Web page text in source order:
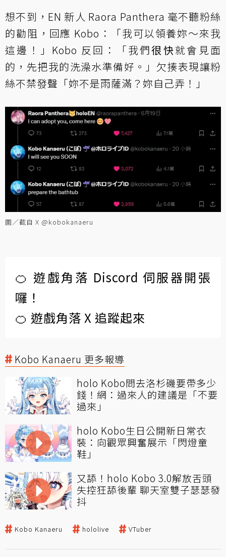
想不到，EN 新人 Raora Panthera 毫不聽粉絲
的勸阻，回應 Kobo：「我可以領養妳～來我
這邊！」Kobo 反回：「我們很快就會見面
的，先把我的洗澡水準備好。」欠揍表現讓粉
絲不禁發聲「妳不是雨薩滿？妳自己弄！」
圖／截自 X @kobokanaeru
🍊 遊戲角落 Discord 伺服器開張
囉！
🍊 遊戲角落 X 追蹤起來
Kobo Kanaeru 更多報導
holo Kobo問去洛杉磯要帶多少
錢！網：過來人的建議是「不要
過來」
holo Kobo生日公開新日常衣
裝：向觀眾興奮展示「閃燈童
鞋」
又舔！holo Kobo 3.0解放舌頭
失控狂舔後輩 聊天室雙子瑟瑟發
抖
Kobo Kanaeru hololive VTuber